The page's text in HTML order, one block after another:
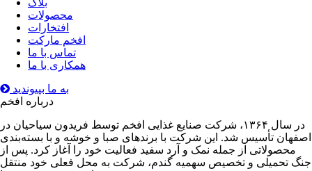
بلاگ
محصولات
افتخارات
افخم مارکت
تماس با ما
همکاری با ما
به ما بپیوندید
درباره افخم
در سال ۱۳۶۴، شرکت صنایع غذایی افخم توسط فریدون سیاحیان در
اصفهان تأسیس شد. این شرکت با برندهای صبا و خوشه و با بسته‌بندی
محصولاتی از جمله نمک و آرد سفید فعالیت خود را آغاز کرد. پس از
جنگ تحمیلی و تخصیص سهمیه گندم، شرکت به محل فعلی خود منتقل